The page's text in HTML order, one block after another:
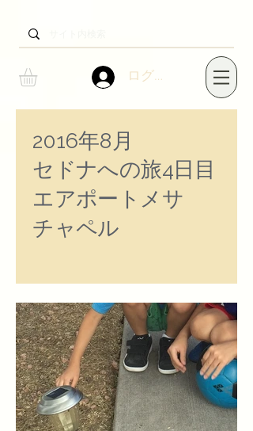
ログイン
2016年8月
セドナへの旅​4日目
エアポートメサ​
​チャペル